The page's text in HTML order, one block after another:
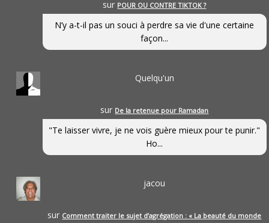
sur POUR OU CONTRE TIKTOK ?
N’y a-t-il pas un souci à perdre sa vie d'une certaine
façon...
Quelqu'un
sur De la retenue pour Ramadan
"Te laisser vivre, je ne vois guère mieux pour te punir."
Ho...
jacou
sur Comment traiter le sujet d’agrégation : « La beauté du monde